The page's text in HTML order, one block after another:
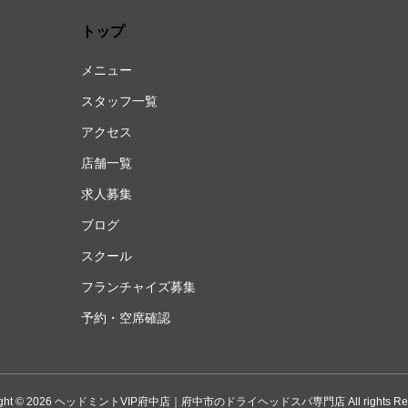
トップ
メニュー
スタッフ一覧
アクセス
店舗一覧
求人募集
ブログ
スクール
フランチャイズ募集
予約・空席確認
© 2026 ヘッドミントVIP府中店｜府中市のドライヘッドスパ専門店 All rights